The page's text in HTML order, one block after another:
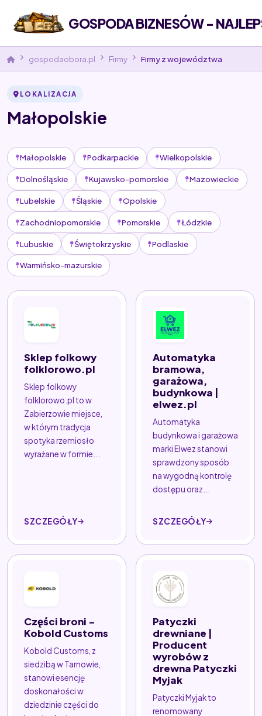
GOSPODA BIZNESÓW -
gospodaobora.pl Firmy Firmy z województwa
LOKALIZACJA
Małopolskie
Małopolskie Podkarpackie Wielkopolskie
Dolnośląskie Kujawsko-pomorskie Mazowieckie
Lubelskie Śląskie Opolskie
Zachodniopomorskie Pomorskie Łódzkie
Lubuskie Świętokrzyskie Podlaskie
Warmińsko-mazurskie
Sklep folkowy
folklorowo.pl
Sklep folkowy
folklorowo.pl to w
Zabierzowie miejsce,
w którym tradycja
spotyka rzemiosło
wyrażane w formie...
SZCZEGÓŁY
Automatyka
bramowa,
garażowa,
budynkowa |
elwez.pl
Automatyka
budynkowa i garażowa
marki Elwez stanowi
sprawdzony sposób
na wygodną kontrolę
dostępu oraz...
SZCZEGÓŁY
Części broni -
Kobold Customs
Kobold Customs, z
siedzibą w Tarnowie,
stanowi esencję
doskonałości w
dziedzinie części do
Patyczki
drewniane |
Producent
wyrobów z
drewna Patyczki
Myjak
Patyczki Myjak to
renomowany